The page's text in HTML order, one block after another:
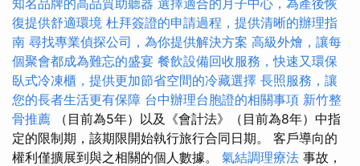
知名品牌的高品質助聽器 選擇適合的月子中心，為產後恢
復提供舒適環境 杜拜簽證的申請過程，提供清晰的辦理指
南 尋找專業偵探公司，為你提供解決方案 高級外燴，讓每
個聚會都成為難忘的盛宴 餐飲設備回收服務，快速又環保
臥式冷凍櫃，提供更加節省空間的冷藏選擇 長照服務，讓
您的長者生活更有保障 台中辦理台胞證的相關事項 新竹整
骨推薦 （目前為5年）以及《會計法》（目前為8年）中指
定的限制期，該期限開始執行旅行合同日期。 客戶導向的
權利僅擴展到與之相關的個人數據。 氣結調理療法 事故，